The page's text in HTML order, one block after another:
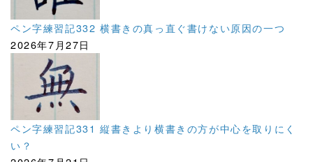
ペン字練習記332 横書きの真っ直ぐ書けない原因の一つ
2026年7月27日
ペン字練習記331 縦書きより横書きの方が中心を取りにく
い？